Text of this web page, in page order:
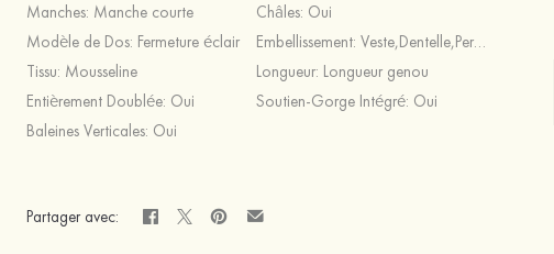
Manches: Manche courte Châles: Oui
Modèle de Dos: Fermeture éclair Embellissement: Veste,Dentelle,Perles
Tissu: Mousseline Longueur: Longueur genou
Entièrement Doublée: Oui Soutien-Gorge Intégré: Oui
Baleines Verticales: Oui
Partager avec: